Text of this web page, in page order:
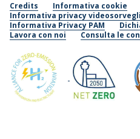
Credits Informativa cookie
Informativa privacy
Informativa Privacy PAM
Lavora con noi
Consulta le